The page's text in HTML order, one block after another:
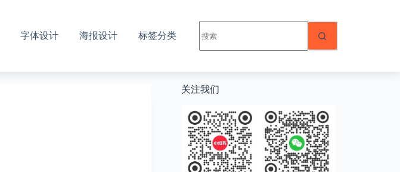
字体设计 海报设计 标签分类
结
果
关注我们